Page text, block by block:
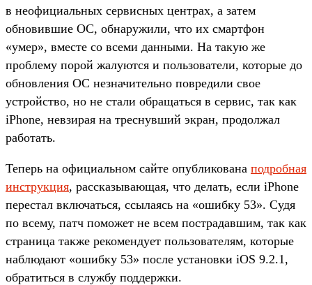
в неофициальных сервисных центрах, а затем
обновившие ОС, обнаружили, что их смартфон
«умер», вместе со всеми данными. На такую же
проблему порой жалуются и пользователи, которые до
обновления ОС незначительно повредили свое
устройство, но не стали обращаться в сервис, так как
iPhone, невзирая на треснувший экран, продолжал
работать.
Теперь на официальном сайте опубликована подробная
инструкция, рассказывающая, что делать, если iPhone
перестал включаться, ссылаясь на «ошибку 53». Судя
по всему, патч поможет не всем пострадавшим, так как
страница также рекомендует пользователям, которые
наблюдают «ошибку 53» после установки iOS 9.2.1,
обратиться в службу поддержки.